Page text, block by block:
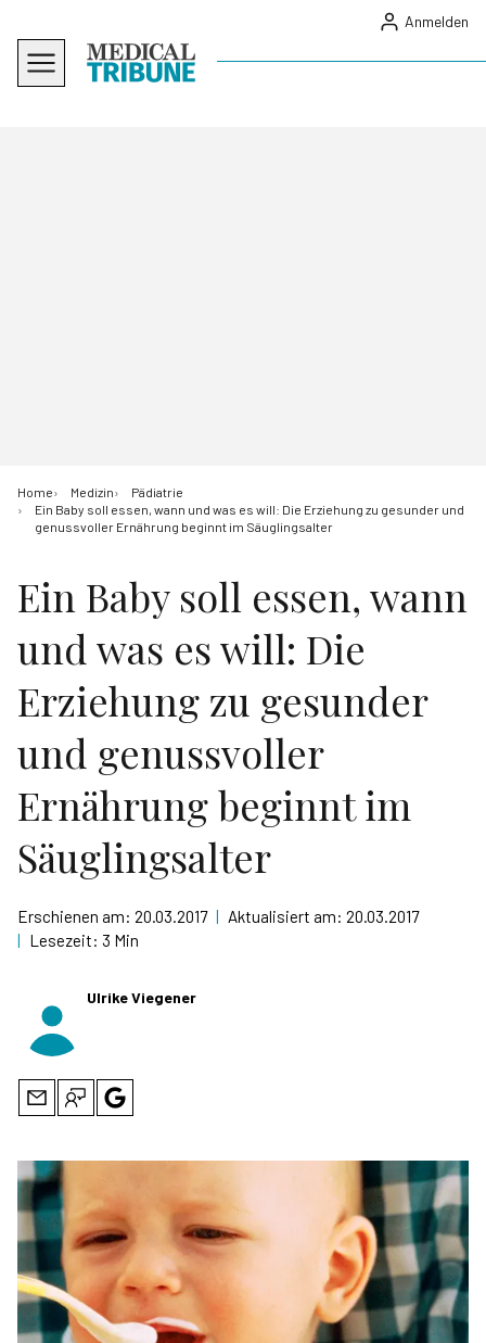
Anmelden
Home Medizin
Pädiatrie
Ein Baby soll essen, wann und was es will: Die Erziehung zu gesunder und
genussvoller Ernährung beginnt im Säuglingsalter
Ein Baby soll essen, wann
und was es will: Die
Erziehung zu gesunder
und genussvoller
Ernährung beginnt im
Säuglingsalter
Erschienen am: 20.03.2017 | Aktualisiert am: 20.03.2017
| Lesezeit: 3 Min
Ulrike Viegener